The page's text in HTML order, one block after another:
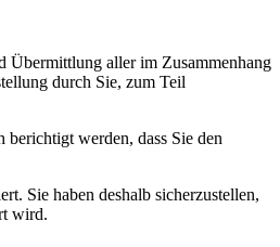
Übermittlung aller im Zusammenhang
durch Sie, zum Teil
werden, dass Sie den
Sie haben deshalb sicherzustellen,
wird.